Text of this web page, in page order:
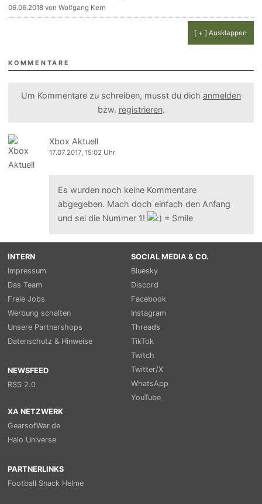
06.06.2018 von Wolfgang Kern
[ + ] Ausklappen
KOMMENTARE
Um Kommentare zu schreiben, musst du dich anmelden
bzw. registrieren.
Xbox Aktuell
17.07.2017, 15:02 Uhr
Es wurden noch keine Kommentare
abgegeben. Mach doch einfach den Anfang
und sei die Nummer 1!
INTERN
Impressum
Das Team
Freie Jobs
Werbung schalten
Unsere Partnershops
Datenschutz & Hinweise
NEWSFEED
RSS 2.0
SOCIAL MEDIA & CO.
Bluesky
Discord
Facebook
Instagram
Threads
TikTok
Twitch
Twitter/X
WhatsApp
YouTube
XA NETZWERK
GearsofWar.de
Halo Universe
PARTNERLINKS
Football Snack Helme